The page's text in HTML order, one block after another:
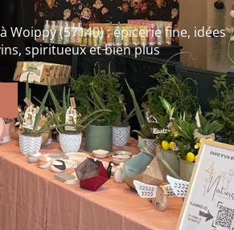
(57140) : épicerie fine, idées
spiritueux et bien plus